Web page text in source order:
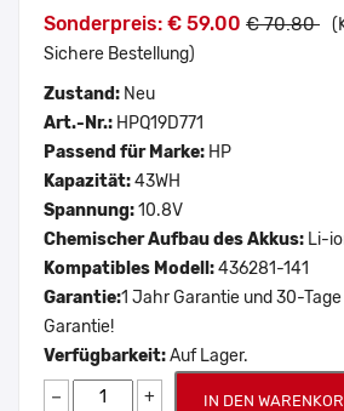
Sonderpreis: € 59.00 € 70.80
Sichere Bestellung)
Zustand: Neu
Art.-Nr.: HPQ19D771
Passend für Marke: HP
Kapazität:43WH
Spannung:10.8V
Chemischer Aufbau des Akkus: Li-
Kompatibles Modell:436281-141
Garantie:1 Jahr Garantie und 30-
Garantie!
Verfügbarkeit:Auf Lager.
− + IN DEN